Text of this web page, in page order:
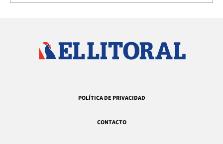
POLÍTICA DE PRIVACIDAD
CONTACTO